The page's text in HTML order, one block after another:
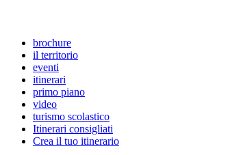
brochure
il territorio
eventi
itinerari
primo piano
video
turismo scolastico
Itinerari consigliati
Crea il tuo itinerario